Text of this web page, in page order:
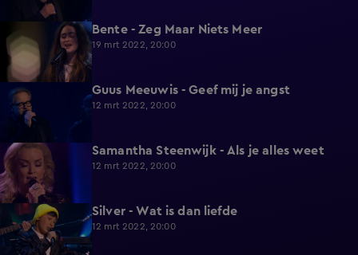
Bente - Zeg Maar Niets Meer
19 mrt 2022, 20:00
3:42 Guus Meeuwis - Geef mij je angst
12 mrt 2022, 20:00
3:43 Samantha Steenwijk - Als je alles weet
12 mrt 2022, 20:00
2:37 Silver - Wat is dan liefde
12 mrt 2022, 20:00